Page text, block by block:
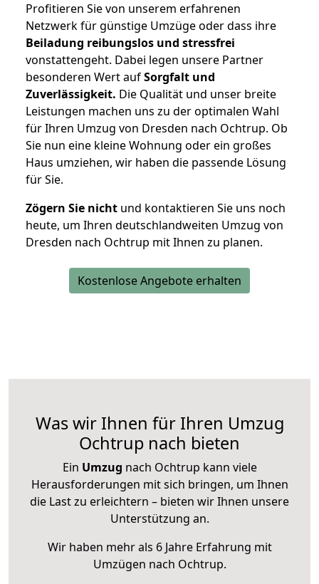
Profitieren Sie von unserem erfahrenen
Netzwerk für günstige Umzüge oder dass ihre
Beiladung reibungslos und stressfrei
vonstattengeht. Dabei legen unsere Partner
besonderen Wert aufSorgfalt und
Zuverlässigkeit. Die Qualität und unser breite
Leistungen machen uns zu der optimalen Wahl
für Ihren Umzug von Dresden nach Ochtrup. Ob
Sie nun eine kleine Wohnung oder ein großes
Haus umziehen, wir haben die passende Lösung
für Sie.
Zögern Sie nicht und kontaktieren Sie uns noch
heute, um Ihren deutschlandweiten Umzug von
Dresden nach Ochtrup mit Ihnen zu planen.
Kostenlose Angebote erhalten
Was wir Ihnen für Ihren Umzug
Ochtrup nach bieten
Ein Umzug nach Ochtrup kann viele
Herausforderungen mit sich bringen, um Ihnen
die Last zu erleichtern – bieten wir Ihnen unsere
Unterstützung an.
Wir haben mehr als 6 Jahre Erfahrung mit
Umzügen nach Ochtrup.